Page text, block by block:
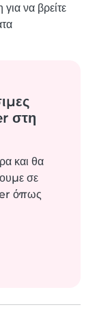
να βρείτε
στη
και θα
σε
όπως